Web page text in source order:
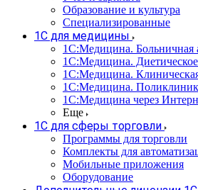
Образование и культура
Специализированные
1С для медицины
1С:Медицина. Больничная
1С:Медицина.
1С:Медицина.
1С:Медицина.
1С:Медицина через
Еще
1С для сферы торговли
Программы для торговли
Комплекты для
Мобильные приложения
Оборудование